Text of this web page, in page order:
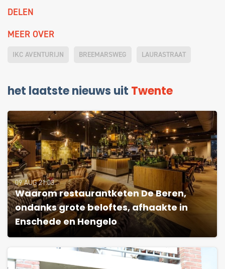
DELEN
MEER OVER
IKC AVENTURIJN BREEMARSWEG LAURASTRAAT
het laatste nieuws uit Twente
09 AUG 21:03
Waarom restaurantketen De Beren,
ondanks grote beloftes, afhaakte in
Enschede en Hengelo